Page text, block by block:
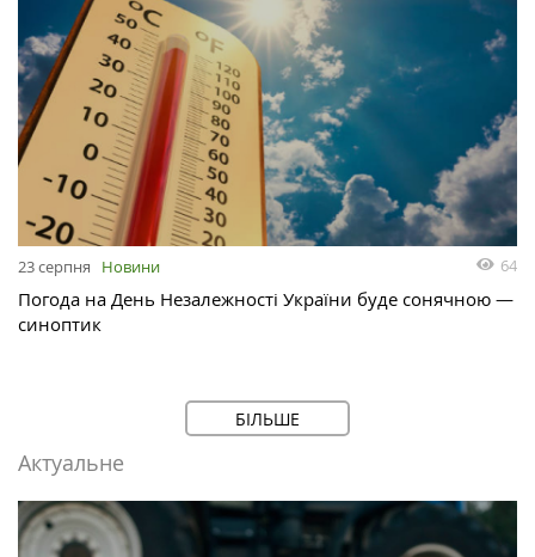
23 серпня Новини 64
Погода на День Незалежності України буде сонячною —
синоптик
БІЛЬШЕ
Актуальне